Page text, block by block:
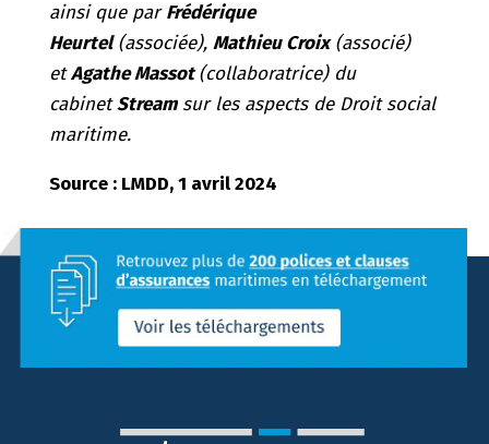
ainsi que parFrédérique
Heurtel(associée), Mathieu Croix(associé)
etAgathe Massot(collaboratrice) du
cabinetStreamsur les aspects de Droit social
maritime.
Source : LMDD, 1 avril 2024